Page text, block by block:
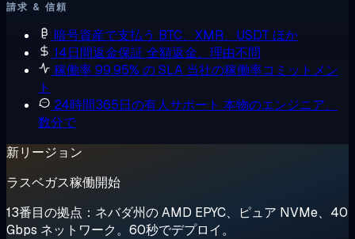
請求 & 信頼
暗号資産で支払う BTC、XMR、USDT ほか
14日間返金保証 全額返金、理由不問
稼働率 99.95% の SLA 当社の稼働率コミットメン
ト
24時間365日の有人サポート 本物のエンジニア、
数分で
新リージョン
ラスベガス稼働開始
13番目の拠点：ネバダ州の AMD EPYC、ピュア NVMe、40
Gbps ネットワーク。60秒でデプロイ。